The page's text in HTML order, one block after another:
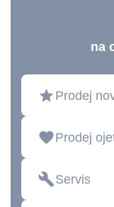
na
Prodej
Prodej
Servis